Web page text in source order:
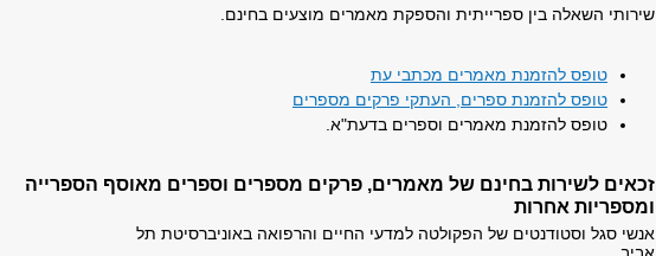
שירותי השאלה בין ספרייתית והספקת מאמרים מוצעים בחינם.
טופס להזמנת מאמרים מכתבי עת
טופס להזמנת ספרים, העתקי פרקים מספרים
טופס להזמנת מאמרים וספרים בדעת"א.
זכאים לשירות בחינם של מאמרים, פרקים מספרים וספרים מאוסף הספרייה
ומספריות אחרות
אנשי סגל וסטודנטים של הפקולטה למדעי החיים והרפואה באוניברסיטת תל